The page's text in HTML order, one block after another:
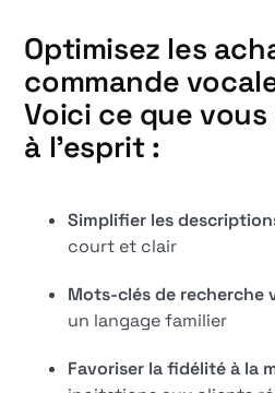
Optimisez les
commande
Voici ce que
à l'esprit :
Simplifier les
court et clair
Mots-clés de recherche
un langage familier
Favoriser la fidélité à la